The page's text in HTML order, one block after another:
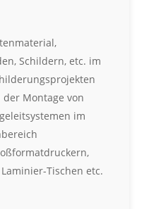
Schildern, etc. im
Montage von
im
Tischen etc.